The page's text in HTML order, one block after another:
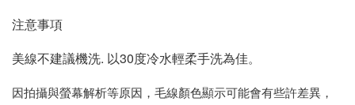
注意事項
美線不建議機洗. 以30度冷水輕柔手洗為佳。
因拍攝與螢幕解析等原因，毛線顏色顯示可能會有些許差異，